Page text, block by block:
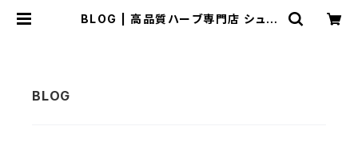
BLOG | 高品質ハーブ専門店 シュク